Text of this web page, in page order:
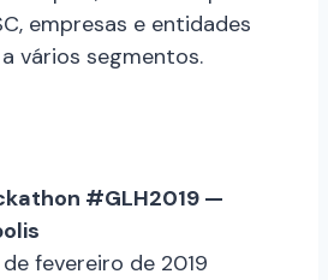
empresas e entidades
vários segmentos.
#GLH2019 —
fevereiro de 2019